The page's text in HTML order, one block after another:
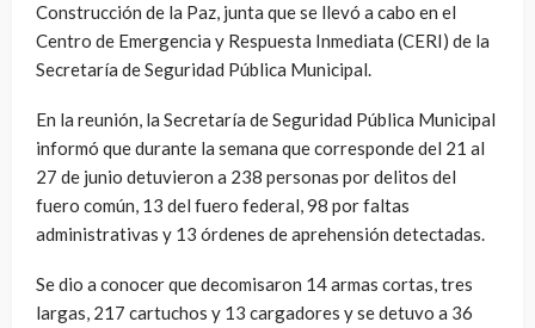
Construcción de la Paz, junta que se llevó a cabo en el
Centro de Emergencia y Respuesta Inmediata (CERI) de la
Secretaría de Seguridad Pública Municipal.
En la reunión, la Secretaría de Seguridad Pública Municipal
informó que durante la semana que corresponde del 21 al
27 de junio detuvieron a 238 personas por delitos del
fuero común, 13 del fuero federal, 98 por faltas
administrativas y 13 órdenes de aprehensión detectadas.
Se dio a conocer que decomisaron 14 armas cortas, tres
largas, 217 cartuchos y 13 cargadores y se detuvo a 36